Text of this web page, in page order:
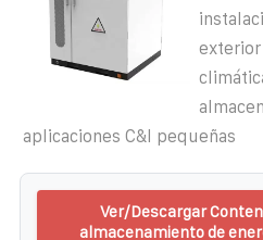
aplicaciones C&I pequeñas
Ver/Descargar
almacenamiento de